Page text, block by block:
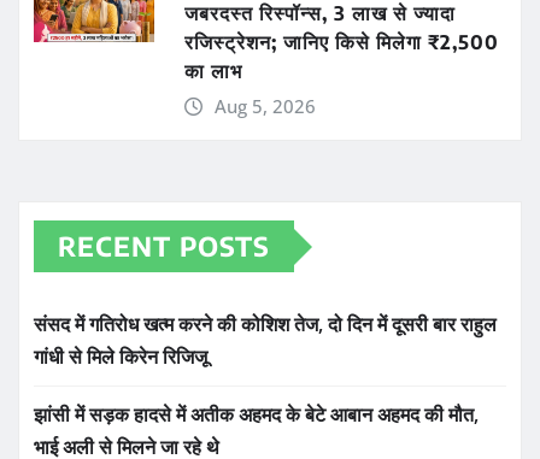
जबरदस्त रिस्पॉन्स, 3 लाख से ज्यादा
रजिस्ट्रेशन; जानिए किसे मिलेगा ₹2,500
का लाभ
Aug 5, 2026
RECENT POSTS
संसद में गतिरोध खत्म करने की कोशिश तेज, दो दिन में दूसरी बार राहुल
गांधी से मिले किरेन रिजिजू
झांसी में सड़क हादसे में अतीक अहमद के बेटे आबान अहमद की मौत,
भाई अली से मिलने जा रहे थे